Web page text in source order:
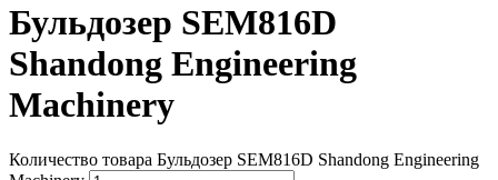
Бульдозер SEM816D
Shandong Engineering
Machinery
Количество товара Бульдозер SEM816D Shandong Engineering